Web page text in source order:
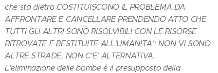
che sta dietro COSTITUISCONO IL PROBLEMA DA
AFFRONTARE E CANCELLARE PRENDENDO ATTO CHE
TUTTI GLI ALTRI SONO RISOLVIBILI CON LE RISORSE
RITROVATE E RESTITUITE ALL'UMANITA': NON VI SONO
ALTRE STRADE, NON C'E' ALTERNATIVA.
L'eliminazione delle bombe é il presupposto della